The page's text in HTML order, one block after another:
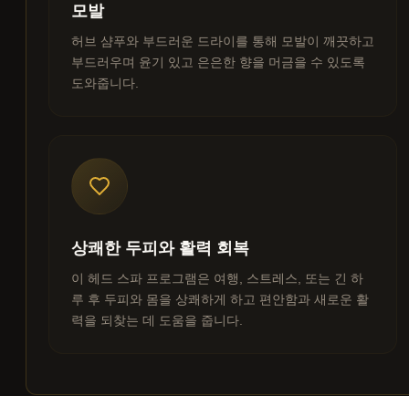
모발
허브 샴푸와 부드러운 드라이를 통해 모발이 깨끗하고
부드러우며 윤기 있고 은은한 향을 머금을 수 있도록
도와줍니다.
상쾌한 두피와 활력 회복
이 헤드 스파 프로그램은 여행, 스트레스, 또는 긴 하
루 후 두피와 몸을 상쾌하게 하고 편안함과 새로운 활
력을 되찾는 데 도움을 줍니다.